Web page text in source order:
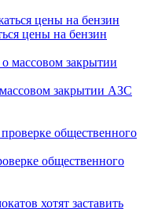
цены на бензин
закрытии АЗС
общественного